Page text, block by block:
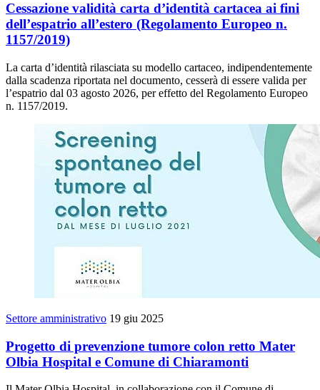
Cessazione validità carta d’identità cartacea ai fini
dell’espatrio all’estero (Regolamento Europeo n.
1157/2019)
La carta d’identità rilasciata su modello cartaceo, indipendentemente
dalla scadenza riportata nel documento, cesserà di essere valida per
l’espatrio dal 03 agosto 2026, per effetto del Regolamento Europeo
n. 1157/2019.
Settore amministrativo 19 giu 2025
Progetto di prevenzione tumore colon retto Mater
Olbia Hospital e Comune di Chiaramonti